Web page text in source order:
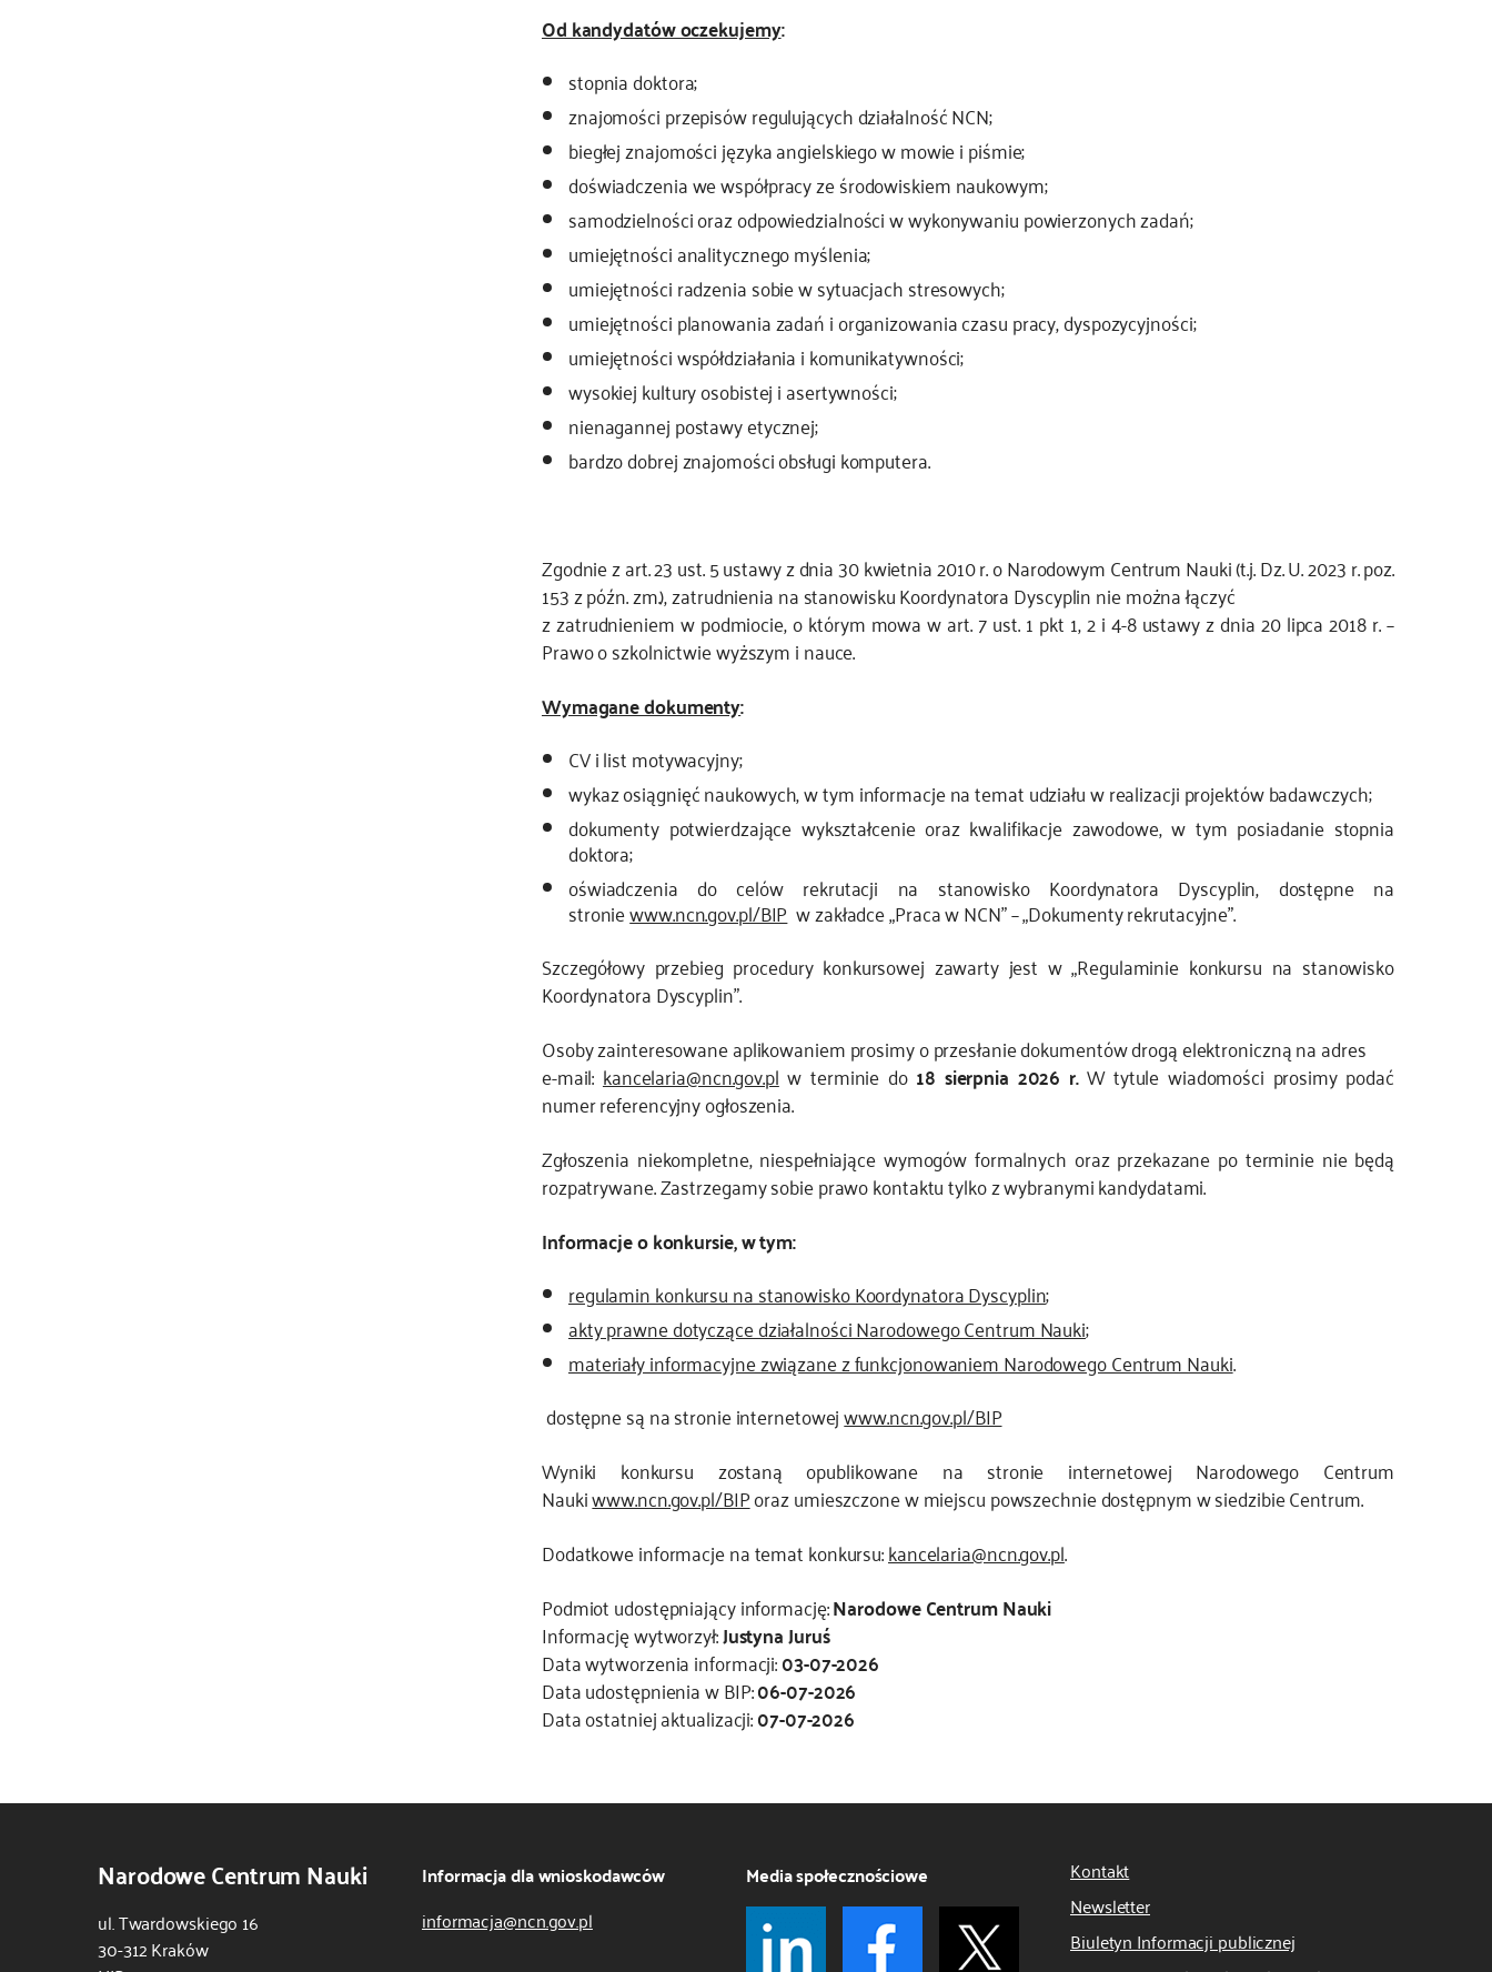
Od kandydatów oczekujemy:
stopnia doktora;
znajomości przepisów regulujących działalność NCN;
biegłej znajomości języka angielskiego w mowie i piśmie;
doświadczenia we współpracy ze środowiskiem naukowym;
samodzielności oraz odpowiedzialności w wykonywaniu powierzonych zadań;
umiejętności analitycznego myślenia;
umiejętności radzenia sobie w sytuacjach stresowych;
umiejętności planowania zadań i organizowania czasu pracy, dyspozycyjności;
umiejętności współdziałania i komunikatywności;
wysokiej kultury osobistej i asertywności;
nienagannej postawy etycznej;
bardzo dobrej znajomości obsługi komputera.
Zgodnie z art. 23 ust. 5 ustawy z dnia 30 kwietnia 2010 r. o Narodowym Centrum Nauki (t.j. Dz. U. 2023 r. poz.
153 z późn. zm.), zatrudnienia na stanowisku Koordynatora Dyscyplin nie można łączyć
z zatrudnieniem w podmiocie, o którym mowa w art. 7 ust. 1 pkt 1, 2 i 4-8 ustawy z dnia 20 lipca 2018 r. –
Prawo o szkolnictwie wyższym i nauce.
Wymagane dokumenty:
CV i list motywacyjny;
wykaz osiągnięć naukowych, w tym informacje na temat udziału w realizacji projektów badawczych;
dokumenty potwierdzające wykształcenie oraz kwalifikacje zawodowe, w tym posiadanie stopnia
doktora;
oświadczenia do celów rekrutacji na stanowisko Koordynatora Dyscyplin, dostępne na
stroniewww.ncn.gov.pl/BIP w zakładce „Praca w NCN” – „Dokumenty rekrutacyjne”.
Szczegółowy przebieg procedury konkursowej zawarty jest w „Regulaminie konkursu na stanowisko
Koordynatora Dyscyplin”.
Osoby zainteresowane aplikowaniem prosimy o przesłanie dokumentów drogą elektroniczną na adres
e-mail: kancelaria@ncn.gov.pl w terminie do18 sierpnia 2026 r.W tytule wiadomości prosimy podać
numer referencyjny ogłoszenia.
Zgłoszenia niekompletne, niespełniające wymogów formalnych oraz przekazane po terminie nie będą
rozpatrywane. Zastrzegamy sobie prawo kontaktu tylko z wybranymi kandydatami.
Informacje o konkursie, w tym:
regulamin konkursu na stanowisko Koordynatora Dyscyplin;
akty prawne dotyczące działalności Narodowego Centrum Nauki;
materiały informacyjne związane z funkcjonowaniem Narodowego Centrum Nauki.
dostępne są na stronie internetowejwww.ncn.gov.pl/BIP
Wyniki konkursu zostaną opublikowane na stronie internetowej Narodowego Centrum
Naukiwww.ncn.gov.pl/BIPoraz umieszczone w miejscu powszechnie dostępnym w siedzibie Centrum.
Dodatkowe informacje na temat konkursu:kancelaria@ncn.gov.pl.
Podmiot udostępniający informację:Narodowe Centrum Nauki
Informację wytworzył:Justyna Juruś
Data wytworzenia informacji:03-07-2026
Data udostępnienia w BIP:06-07-2026
Data ostatniej aktualizacji:07-07-2026
Narodowe Centrum Nauki
ul. Twardowskiego 16
30-312 Kraków
Informacja dla wnioskodawców
informacja@ncn.gov.pl
Media społecznościowe
Kontakt
Newsletter
Biuletyn Informacji publicznej